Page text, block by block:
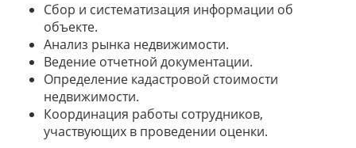
Сбор и систематизация информации об
объекте.
Анализ рынка недвижимости.
Ведение отчетной документации.
Определение кадастровой стоимости
недвижимости.
Координация работы сотрудников,
участвующих в проведении оценки.